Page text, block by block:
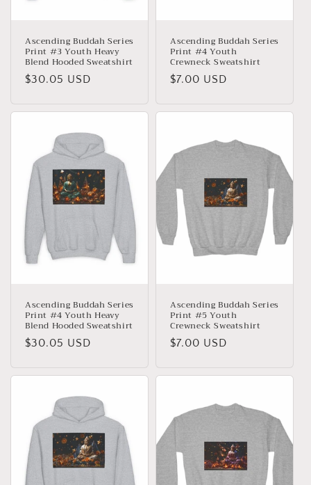
Ascending Buddah Series
Print #3 Youth Heavy
Blend Hooded Sweatshirt
Giá
thường
$30.05 USD
Ascending Buddah Series
Print #4 Youth
Crewneck Sweatshirt
Giá
thường
$7.00 USD
Ascending Buddah Series
Print #4 Youth Heavy
Blend Hooded Sweatshirt
Giá
thường
$30.05 USD
Ascending Buddah Series
Print #5 Youth
Crewneck Sweatshirt
Giá
thường
$7.00 USD